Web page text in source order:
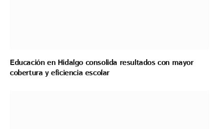
Educación en Hidalgo consolida resultados con mayor
cobertura y eficiencia escolar